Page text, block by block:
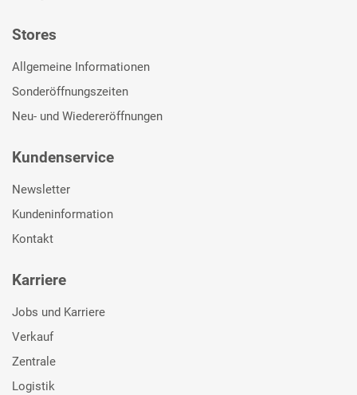
Stores
Allgemeine Informationen
Sonderöffnungszeiten
Neu- und Wiedereröffnungen
Kundenservice
Newsletter
Kundeninformation
Kontakt
Karriere
Jobs und Karriere
Verkauf
Zentrale
Logistik